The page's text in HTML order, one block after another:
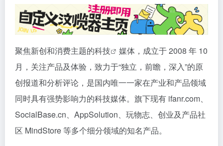
聚焦新创和消费主题的科技
媒体，成立于 2008 年 10
月，关注产品及体验，致力于“独立，前瞻，深入”的原
创报道和分析评论，是国内唯一一家在产业和产品领域
同时具有强势影响力的科技媒体。旗下现有 ifanr.com、
SocialBase.cn、AppSolution、玩物志、创业及产品社
区 MindStore 等多个细分领域的知名产品。